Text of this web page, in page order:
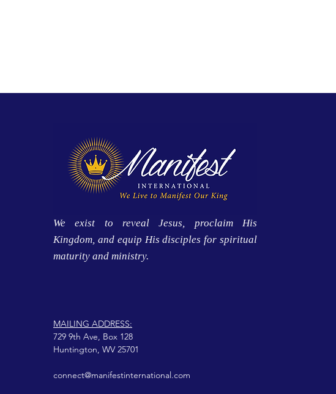
We exist to reveal Jesus, proclaim His
Kingdom, and equip His disciples for spiritual
maturity and ministry.
MAILING ADDRESS:
729 9th Ave, Box 128
Huntington, WV 25701
connect@manifestinternational.com